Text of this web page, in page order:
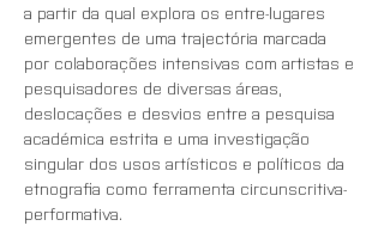
a partir da qual explora os entre-lugares
emergentes de uma trajectória marcada
por colaborações intensivas com artistas e
pesquisadores de diversas áreas,
deslocações e desvios entre a pesquisa
académica estrita e uma investigação
singular dos usos artísticos e políticos da
etnografia como ferramenta circunscritiva-
performativa.